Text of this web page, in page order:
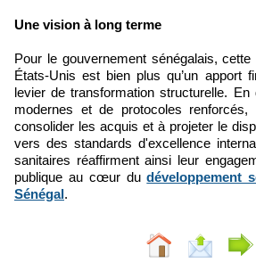
Une vision à long terme
Pour le gouvernement sénégalais,
États-Unis est bien plus qu’un apport
levier de transformation structurelle.
modernes et de protocoles
consolider les acquis et à projeter le
vers des standards d'excellence
sanitaires réaffirment ainsi leur
publique au cœur dudéveloppement
Sénégal.